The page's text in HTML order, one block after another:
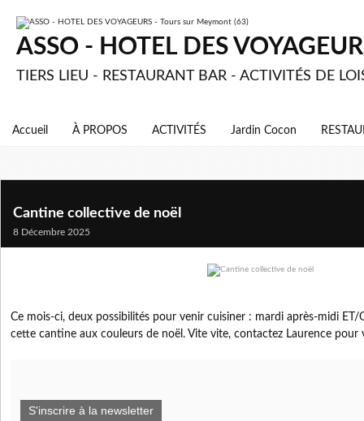
ASSO - HOTEL DES
TIERS LIEU - RESTAURANT BAR - ACTIVITÉS DE
Accueil À PROPOS ACTIVITÉS Jardin Cocon
Cantine collective de noël
8 Décembre 2025
Ce mois-ci, deux possibilités pour venir cuisiner : mardi après-midi
cette cantine aux couleurs de noël. Vite vite, contactez Laurence pour
S'inscrire à la newsletter